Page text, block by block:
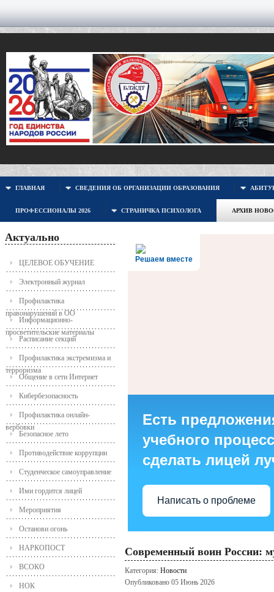
ГЛАВНАЯ СВЕДЕНИЯ ОБ ОРГАНИЗАЦИИ ОБРАЗОВАНИЯ
ПРОФЕССИОНАЛЫ 2026 СТРАНИЧКА ПСИХОЛОГА АРХИВ
Актуально
ЦЕЛЕВОЕ ОБУЧЕНИЕ
Электронный журнал
Профилактика
правонарушений в ОО
Информационно-
просветительские материалы
Расписание секций
Профилактика экстремизма и
терроризма
Общение в сети Интернет
Кибербезопасность
Профилактика онлайн-
вербовки
Безопасное лето
Противодействие коррупции
Студенческое самоуправление
Ими гордится лицей
Мероприятия
Останови огонь
НАРКОПОСТ
ВСОКО
НОК
Решаем вместе
Есть
учебного
сделать лицей
Написать о проблеме
Современный воин России:
Категория: Новости
Опубликовано 05 Июнь 2026